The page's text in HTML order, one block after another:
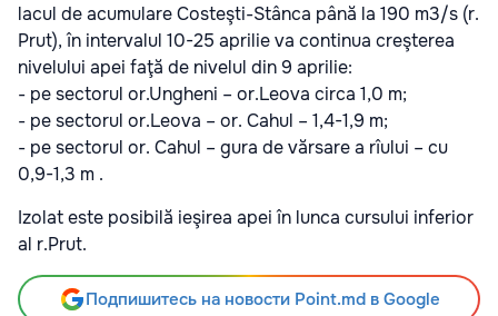
lacul de acumulare Costeşti-Stânca până la 190 m3/s (r.
Prut), în intervalul 10-25 aprilie va continua creşterea
nivelului apei faţă de nivelul din 9 aprilie:
- pe sectorul or.Ungheni – or.Leova circa 1,0 m;
- pe sectorul or.Leova – or. Cahul – 1,4-1,9 m;
- pe sectorul or. Cahul – gura de vărsare a rîului – cu
0,9-1,3 m .
Izolat este posibilă ieşirea apei în lunca cursului inferior
al r.Prut.
Подпишитесь на новости Point.md в Google